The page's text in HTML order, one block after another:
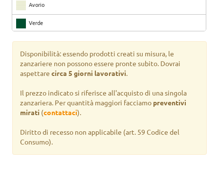
Avorio
Verde
Marrone
Ciliegio
Noce
Disponibilità: essendo prodotti creati su misura, le
zanzariere non possono essere pronte subito. Dovrai
aspettare circa 5 giorni lavorativi.
Il prezzo indicato si riferisce all'acquisto di una singola
zanzariera. Per quantità maggiori facciamo preventivi
mirati (contattaci).
Diritto di recesso non applicabile (art. 59 Codice del
Consumo).